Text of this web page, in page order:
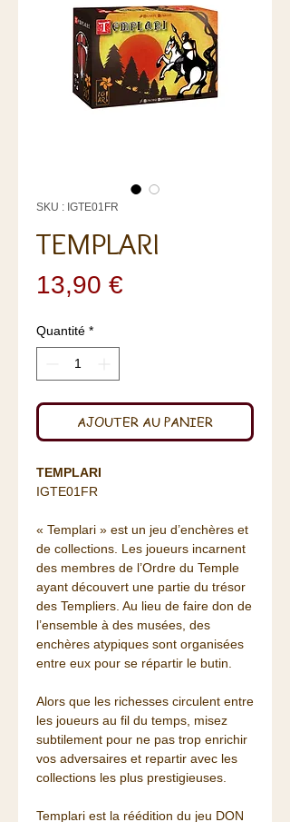
SKU : IGTE01FR
TEMPLARI
13,90 €
Quantité *
AJOUTER AU PANIER
TEMPLARI
IGTE01FR
« Templari » est un jeu d’enchères et
de collections. Les joueurs incarnent
des membres de l’Ordre du Temple
ayant découvert une partie du trésor
des Templiers. Au lieu de faire don de
l’ensemble à des musées, des
enchères atypiques sont organisées
entre eux pour se répartir le butin.
Alors que les richesses circulent entre
les joueurs au fil du temps, misez
subtilement pour ne pas trop enrichir
vos adversaires et repartir avec les
collections les plus prestigieuses.
Templari est la réédition du jeu DON